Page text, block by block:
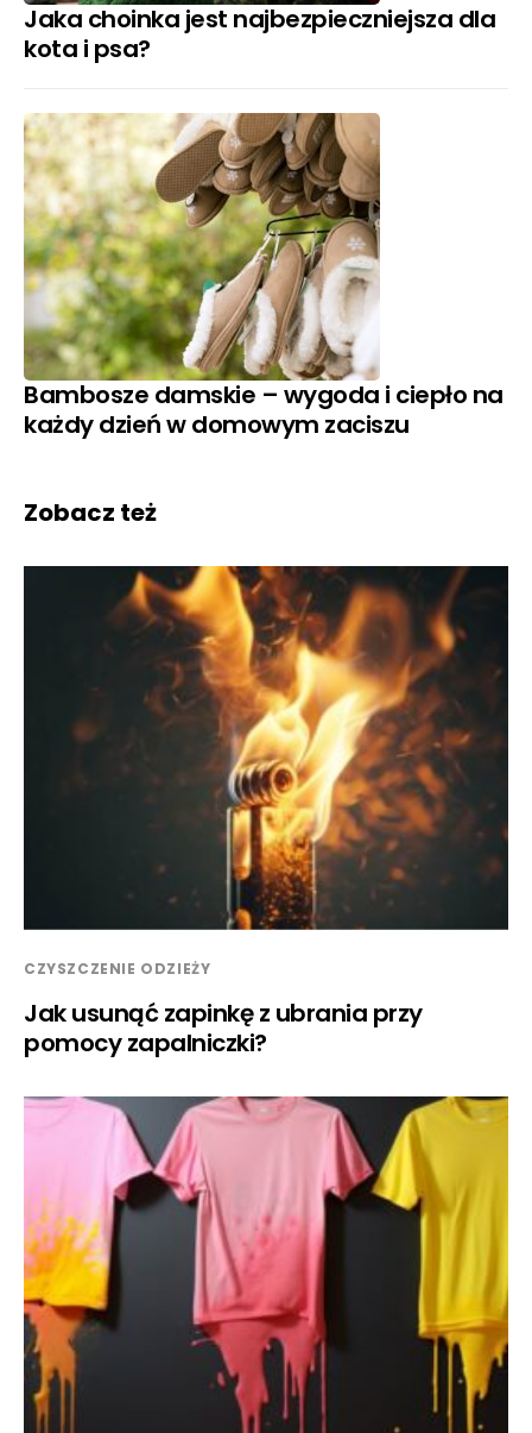
Jaka choinka jest najbezpieczniejsza dla
kota i psa?
Bambosze damskie – wygoda i ciepło na
każdy dzień w domowym zaciszu
Zobacz też
CZYSZCZENIE ODZIEŻY
Jak usunąć zapinkę z ubrania przy
pomocy zapalniczki?